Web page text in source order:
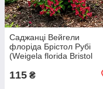
Саджанці Вейгели
флоріда Брістол Рубі
(Weigela florida Bristol
115 ₴